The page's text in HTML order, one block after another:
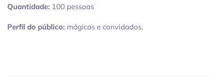
Quantidade: 100 pessoas
Perfil do público: mágicos e convidados.